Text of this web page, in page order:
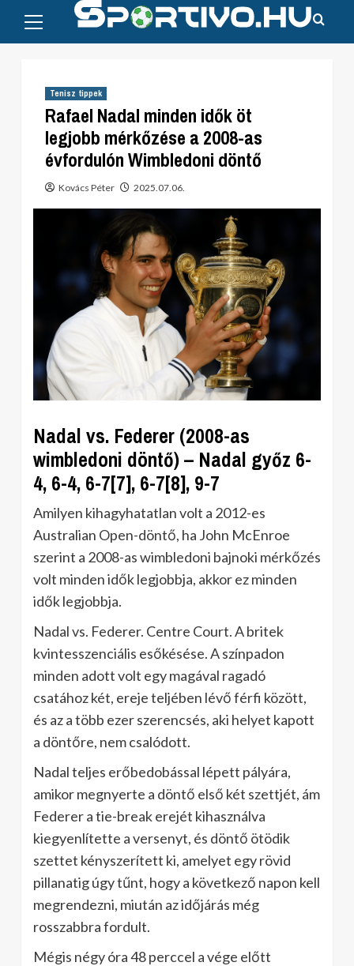
content
Menu
Tenisz tippek
Rafael Nadal minden idők öt
legjobb mérkőzése a 2008-as
évfordulón Wimbledoni döntő
Kovács Péter 2025.07.06.
Nadal vs. Federer (2008-as
wimbledoni döntő) – Nadal győz 6-
4, 6-4, 6-7[7], 6-7[8], 9-7
Amilyen kihagyhatatlan volt a 2012-es
Australian Open-döntő, ha John McEnroe
szerint a 2008-as wimbledoni bajnoki mérkőzés
volt minden idők legjobbja, akkor ez minden
idők legjobbja.
Nadal vs. Federer. Centre Court. A britek
kvintesszenciális esőkésése. A színpadon
minden adott volt egy magával ragadó
csatához két, ereje teljében lévő férfi között,
és az a több ezer szerencsés, aki helyet kapott
a döntőre, nem csalódott.
Nadal teljes erőbedobással lépett pályára,
amikor megnyerte a döntő első két szettjét, ám
Federer a tie-break erejét kihasználva
kiegyenlítette a versenyt, és döntő ötödik
szettet kényszerített ki, amelyet egy rövid
pillanatig úgy tűnt, hogy a következő napon kell
megrendezni, miután az időjárás még
rosszabbra fordult.
Mégis négy óra 48 perccel a vége előtt